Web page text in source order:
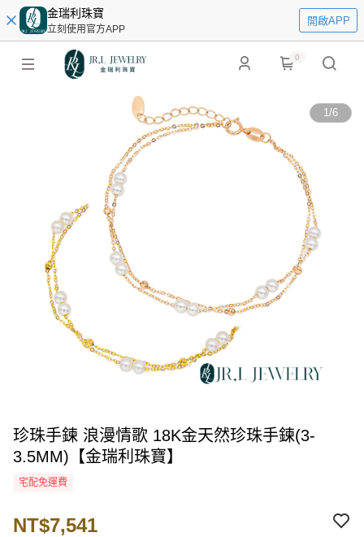
金瑞利珠寶
立刻使用官方APP
開啟APP
0
1/6
珍珠手鍊 浪漫情歌 18K金天然珍珠手鍊(3-
3.5MM)【金瑞利珠寶】
宅配免運費
NT$7,541